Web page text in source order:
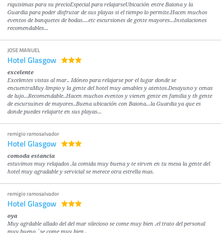
riquisimas para su precioEspecial para relajarseUbicación entre Baiona y la
Guardia para poder disfrutar de sus playas si el tiempo lo permite.Hacen muchos
eventos de banquetes de bodas....etc escursiones de gente mayores...Instalaciones
recomendables...
JOSE MANUEL
Hotel Glasgow
excelente
Excelentes vistas al mar.. Idóneo para relajarse por el lugar donde se
encuentraMuy limpio y la gente del hotel muy amables y atentos.Desayuno y cenas
de lujo...Recomendable..Hacen muchos eventos y vienen gente en familia y tb gente
de escursuines de mayores..Buena ubicación con Baiona...la Guardia ya que es
donde puedes relajarte en sus playas...
remigio ramosalvador
Hotel Glasgow
comoda estancia
estuvimos muy relajados ,la comida muy buena y te sirven en tu mesa la gente del
hotel muy agradable y servicial se merece otra estrella mas.
remigio ramosalvador
Hotel Glasgow
oya
Muy agrdable allado del del mar silecioso se come muy bien ,el trato del personal